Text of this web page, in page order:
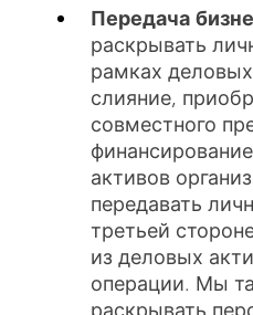
Передача
раскрывать
рамках
слияние,
совместного
активов
передавать
третьей
из деловых
операции. Мы